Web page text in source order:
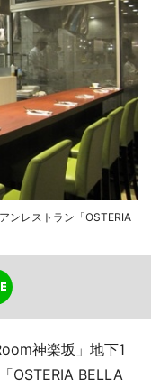
ンレストラン「OSTERIA
神楽坂」地下1
OSTERIA BELLA